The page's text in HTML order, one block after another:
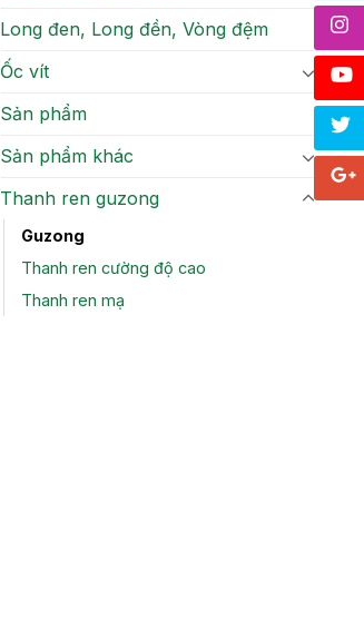
Long đen, Long đền, Vòng đệm
Ốc vít
Sản phẩm
Sản phẩm khác
Thanh ren guzong
Guzong
Thanh ren cường độ cao
Thanh ren mạ